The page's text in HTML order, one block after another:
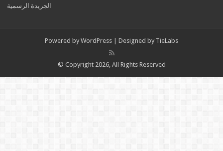
الجريدة الرسمية
Powered by WordPress | Designed by TieLabs
© Copyright 2026, All Rights Reserved